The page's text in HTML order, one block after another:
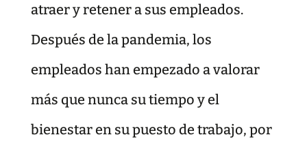
atraer y retener a sus empleados.
Después de la pandemia, los
empleados han empezado a valorar
más que nunca su tiempo y el
bienestar en su puesto de trabajo, por